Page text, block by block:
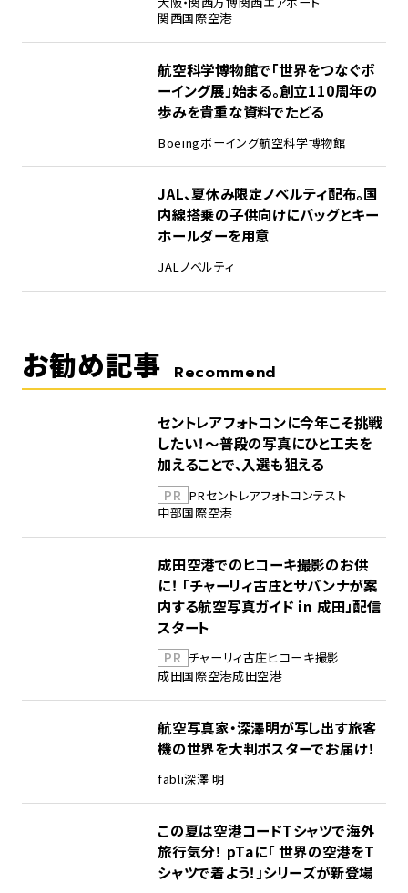
関西国際空港
航空科学博物館で「世界をつなぐボ
ーイング展」始まる。創立110周年の
歩みを貴重な資料でたどる
Boeingボーイング航空科学博物館
JAL、夏休み限定ノベルティ配布。国
内線搭乗の子供向けにバッグとキー
ホールダーを用意
JALノベルティ
お勧め記事 Recommend
セントレアフォトコンに今年こそ挑戦
したい！～普段の写真にひと工夫を
加えることで、入選も狙える
PR PRセントレアフォトコンテスト
中部国際空港
成田空港でのヒコーキ撮影のお供
に！ 「チャーリィ古庄とサバンナが案
内する航空写真ガイド in 成田」配信
スタート
PR チャーリィ古庄ヒコーキ撮影
成田国際空港成田空港
航空写真家・深澤明が写し出す旅客
機の世界を大判ポスターでお届け！
fabli深澤 明
この夏は空港コードTシャツで海外
旅行気分！ pTaに「 世界の空港をT
シャツで着よう！」シリーズが新登場